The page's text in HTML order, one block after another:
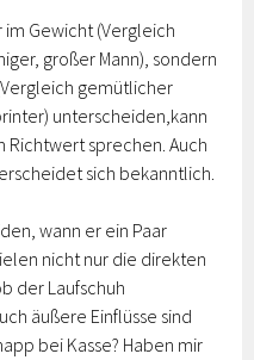
im Gewicht (Vergleich
großer Mann), sondern
gemütlicher
unterscheiden,kann
Richtwert sprechen. Auch
sich bekanntlich.
wann er ein Paar
nicht nur die direkten
der Laufschuh
äußere Einflüsse sind
bei Kasse? Haben mir